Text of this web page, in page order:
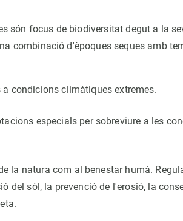
són focus de biodiversitat degut a la
combinació d'èpoques seques amb
condicions climàtiques extremes.
especials per sobreviure a les
la natura com al benestar humà.
del sòl, la prevenció de l'erosió, la